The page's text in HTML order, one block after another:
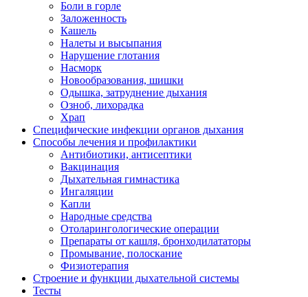
Боли в горле
Заложенность
Кашель
Налеты и высыпания
Нарушение глотания
Насморк
Новообразования, шишки
Одышка, затруднение дыхания
Озноб, лихорадка
Храп
Специфические инфекции органов дыхания
Способы лечения и профилактики
Антибиотики, антисептики
Вакцинация
Дыхательная гимнастика
Ингаляции
Капли
Народные средства
Отоларингологические операции
Препараты от кашля, бронходилататоры
Промывание, полоскание
Физиотерапия
Строение и функции дыхательной системы
Тесты